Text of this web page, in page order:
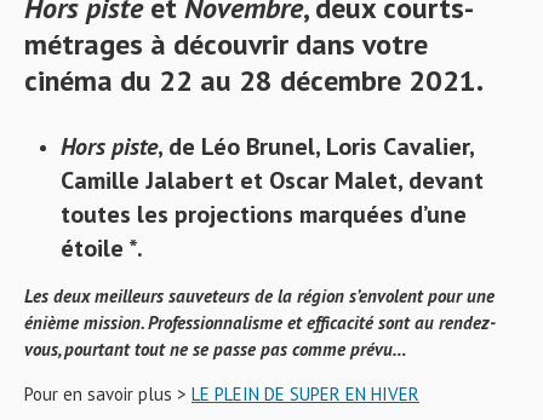
Hors pisteetNovembre, deux courts-
métrages à découvrir dans votre
cinéma du 22 au 28 décembre 2021.
Hors piste, de Léo Brunel, Loris Cavalier,
Camille Jalabert et Oscar Malet, devant
toutes les projections marquées d’une
étoile *.
Les deux meilleurs sauveteurs de la région s’envolent pour une
énième mission. Professionnalisme et efficacité sont au rendez-
vous, pourtant tout ne se passe pas comme prévu…
Pour en savoir plus > LE PLEIN DE SUPER EN HIVER